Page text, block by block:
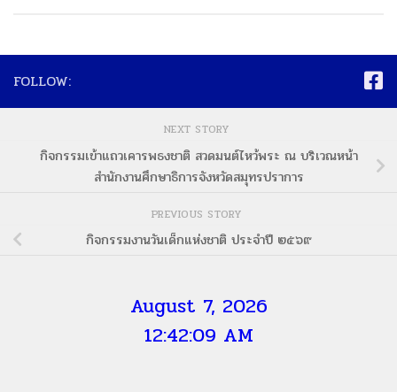
FOLLOW:
NEXT STORY
กิจกรรมเข้าแถวเคารพธงชาติ สวดมนต์ไหว้พระ ณ บริเวณหน้า
สำนักงานศึกษาธิการจังหวัดสมุทรปราการ
PREVIOUS STORY
กิจกรรมงานวันเด็กแห่งชาติ ประจำปี ๒๕๖๙
August 7, 2026
12:42:10 AM